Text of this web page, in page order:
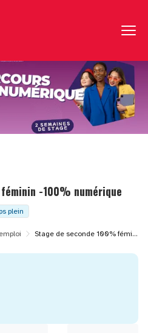
-100% numérique
plein
Stage de seconde 100% féminin -100% numérique